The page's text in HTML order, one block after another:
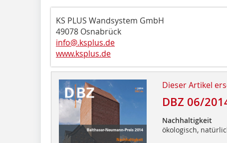
KS PLUS Wandsystem GmbH
49078 Osnabrück
info@.ksplus.de
www.ksplus.de
Dieser Artikel
DBZ 06/
Nachhaltigkeit
ökologisch,